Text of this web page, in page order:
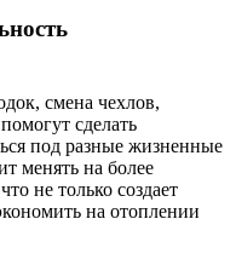
смена чехлов,
сделать
под разные жизненные
менять на более
не только создает
на отоплении